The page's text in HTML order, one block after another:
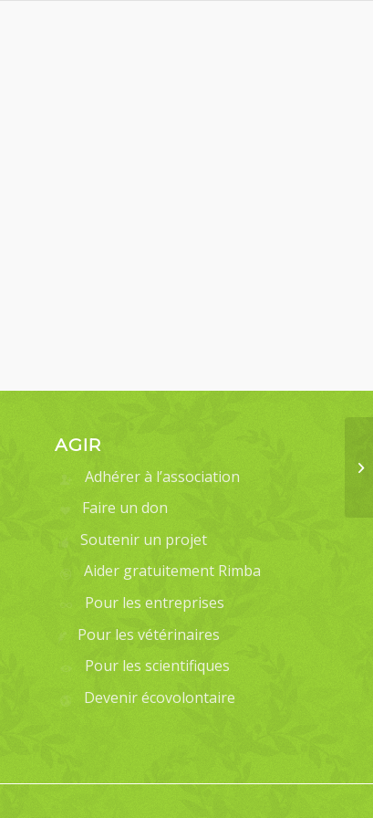
AGIR
Adhérer à l’association
Faire un don
Soutenir un projet
Aider gratuitement Rimba
Pour les entreprises
Pour les vétérinaires
Pour les scientifiques
Devenir écovolontaire